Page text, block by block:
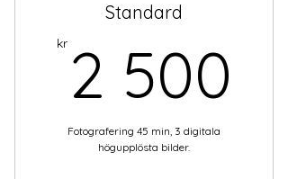
Standard
kr 2 500
Fotografering 45 min, 3 digitala
högupplösta bilder.